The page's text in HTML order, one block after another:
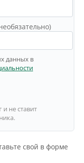
данных в
и не ставит
свой в форме